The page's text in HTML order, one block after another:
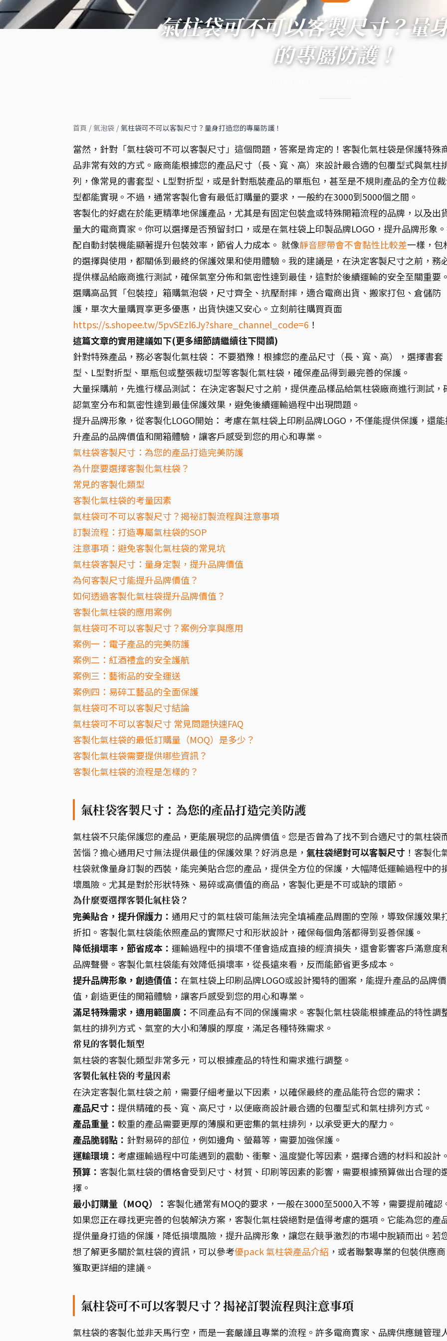
氣柱袋可不可以客製尺寸？量
的專屬防護！
首頁 / 氣泡袋 / 氣柱袋可不可以客製尺寸？量身打造您的專屬防護！
當然，針對「氣柱袋可不可以客製尺寸」這個問題，答案是肯定的！客製化氣柱袋是保護特殊
品非常有效的方式。廠商能根據您的產品尺寸（長、寬、高）來設計最合適的包覆型式與氣柱
列，像常見的書套型、L型對折型，或是針對瓶裝產品的單瓶包，甚至是不規則產品的全方位
型都能實現。不過，通常客製化會有最低訂購量的要求，一般約在3000到5000個之間。
客製化的好處在於能更精準地保護產品，尤其是有固定包裝盒或特殊開箱流程的品牌，以及出
量大的電商賣家。你可以選擇是否預留封口，或是在氣柱袋上印製品牌LOGO，提升品牌形象
配自動封裝機能顯著提升包裝效率，節省人力成本。 就像靜音膠帶會不會黏性比較差一樣，包
的選擇與使用，都關係到最終的保護效果和使用體驗。我的建議是，在決定客製尺寸之前，務
提供樣品給廠商進行測試，確保氣室分佈和氣密性達到最佳，這對於後續運輸的安全至關重要。
選購高品質「包裝控」箱購氣泡袋，尺寸齊全、抗壓耐摔，適合電商出貨、搬家打包、倉儲防
護，單次大量購買享更多優惠，出貨快速又安心。立刻前往購買頁面
https://s.shopee.tw/5pvSEzl6Jy?share_channel_code=6 ！
這篇文章的實用建議如下(更多細節請繼續往下閱讀)
針對特殊產品，務必客製化氣柱袋： 不要猶豫！根據您的產品尺寸（長、寬、高），選擇書套
型、L型對折型、單瓶包或整張裁切型等客製化氣柱袋，確保產品得到最完善的保護。
大量採購前，先進行樣品測試： 在決定客製尺寸之前，提供產品樣品給氣柱袋廠商進行測試，
認氣室分布和氣密性達到最佳保護效果，避免後續運輸過程中出現問題。
提升品牌形象，從客製化LOGO開始： 考慮在氣柱袋上印刷品牌LOGO，不僅能提供保護，還
升產品的品牌價值和開箱體驗，讓客戶感受到您的用心和專業。
氣柱袋客製尺寸：為您的產品打造完美防護
為什麼要選擇客製化氣柱袋？
常見的客製化類型
客製化氣柱袋的考量因素
氣柱袋可不可以客製尺寸？揭祕訂製流程與注意事項
訂製流程：打造專屬氣柱袋的SOP
注意事項：避免客製化氣柱袋的常見坑
氣柱袋客製尺寸：量身定製，提升品牌價值
為何客製尺寸能提升品牌價值？
如何透過客製化氣柱袋提升品牌價值？
客製化氣柱袋的應用案例
氣柱袋可不可以客製尺寸？案例分享與應用
案例一：電子產品的完美防護
案例二：紅酒禮盒的安全護航
案例三：藝術品的安全運送
案例四：易碎工藝品的全面保護
氣柱袋可不可以客製尺寸結論
氣柱袋可不可以客製尺寸 常見問題快速FAQ
客製化氣柱袋的最低訂購量（MOQ）是多少？
客製化氣柱袋需要提供哪些資訊？
客製化氣柱袋的流程是怎樣的？
氣柱袋客製尺寸：為您的產品打造完美防護
氣柱袋不只能保護您的產品，更能展現您的品牌價值。您是否曾為了找不到合適尺寸的氣柱袋
苦惱？擔心通用尺寸無法提供最佳的保護效果？好消息是， 氣柱袋絕對可以客製尺寸 ！客製化
柱袋就像量身訂製的西裝，能完美貼合您的產品，提供全方位的保護，大幅降低運輸過程中的
壞風險。尤其是對於形狀特殊、易碎或高價值的商品，客製化更是不可或缺的環節。
為什麼要選擇客製化氣柱袋？
完美貼合，提升保護力： 通用尺寸的氣柱袋可能無法完全填補產品周圍的空隙，導致保護效果
折扣。客製化氣柱袋能依照產品的實際尺寸和形狀設計，確保每個角落都得到妥善保護。
降低損壞率，節省成本： 運輸過程中的損壞不僅會造成直接的經濟損失，還會影響客戶滿意度
品牌聲譽。客製化氣柱袋能有效降低損壞率，從長遠來看，反而能節省更多成本。
提升品牌形象，創造價值： 在氣柱袋上印刷品牌LOGO或設計獨特的圖案，能提升產品的品牌價
值，創造更佳的開箱體驗，讓客戶感受到您的用心和專業。
滿足特殊需求，適用範圍廣： 不同產品有不同的保護需求。客製化氣柱袋能根據產品的特性調
氣柱的排列方式、氣室的大小和薄膜的厚度，滿足各種特殊需求。
常見的客製化類型
氣柱袋的客製化類型非常多元，可以根據產品的特性和需求進行調整。
客製化氣柱袋的考量因素
在決定客製化氣柱袋之前，需要仔細考量以下因素，以確保最終的產品能符合您的需求：
產品尺寸： 提供精確的長、寬、高尺寸，以便廠商設計最合適的包覆型式和氣柱排列方式。
產品重量： 較重的產品需要更厚的薄膜和更密集的氣柱排列，以承受更大的壓力。
產品脆弱點： 針對易碎的部位，例如邊角、螢幕等，需要加強保護。
運輸環境： 考慮運輸過程中可能遇到的震動、衝擊、溫度變化等因素，選擇合適的材料和設計。
預算： 客製化氣柱袋的價格會受到尺寸、材質、印刷等因素的影響，需要根據預算做出合理的
擇。
最小訂購量（MOQ）： 客製化通常有MOQ的要求，一般在3000至5000入不等，需要提前確認
如果您正在尋找更完善的包裝解決方案，客製化氣柱袋絕對是值得考慮的選項。它能為您的產
提供量身打造的保護，降低損壞風險，提升品牌形象，讓您在競爭激烈的市場中脫穎而出。若
想了解更多關於氣柱袋的資訊，可以參考優pack 氣柱袋產品介紹 ，或者聯繫專業的包裝供應商
獲取更詳細的建議。
氣柱袋可不可以客製尺寸？揭祕訂製流程與注意事項
氣柱袋的客製化並非天馬行空，而是一套嚴謹且專業的流程。許多電商賣家、品牌供應鏈管理